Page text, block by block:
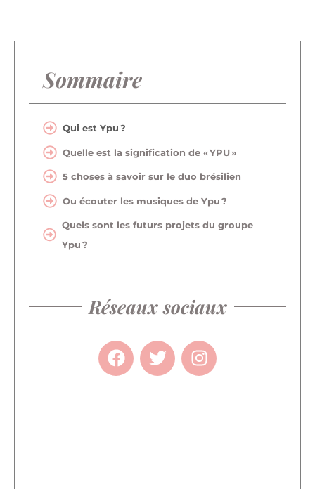
Sommaire
Qui est Ypu ?
Quelle est la signification de « YPU »
5 choses à savoir sur le duo brésilien
Ou écouter les musiques de Ypu ?
Quels sont les futurs projets du groupe
Ypu ?
Réseaux sociaux